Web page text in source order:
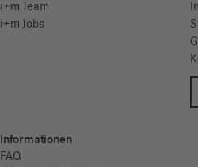
i+m Team
i+m Jobs
Informationen
FAQ